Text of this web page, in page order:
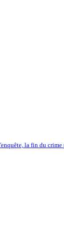
la fin du crime